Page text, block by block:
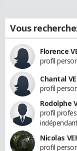
Vous
Florence
profil
Chantal
profil
Rodolphe
profil
Nicolas
profil